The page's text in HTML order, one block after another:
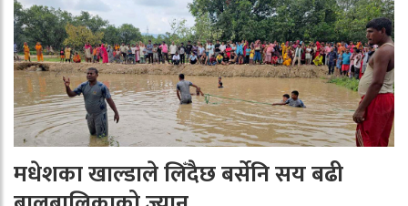
मधेशका खाल्डाले लिँदैछ बर्सेनि सय बढी